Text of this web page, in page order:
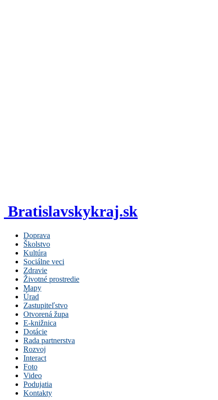
Bratislavskykraj.sk
Doprava
Školstvo
Kultúra
Sociálne veci
Zdravie
Životné prostredie
Mapy
Úrad
Zastupiteľstvo
Otvorená župa
E-knižnica
Dotácie
Rada partnerstva
Rozvoj
Interact
Foto
Video
Podujatia
Kontakty